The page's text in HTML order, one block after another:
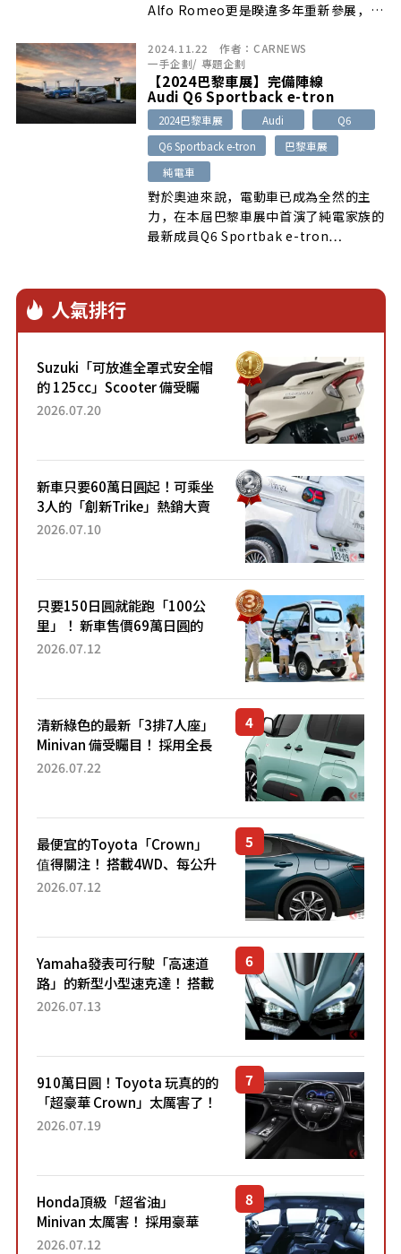
Alfo Romeo更是睽違多年重新參展，不
2024.11.22 作者： CARNEWS
一手企劃/ 專題企劃
【2024巴黎車展】完備陣線
Audi Q6 Sportback e-tron
2024巴黎車展 Audi
Q6
Q6 Sportback e-tron
巴黎車展
純電車
對於奧迪來說，電動車已成為全然的主
力，在本屆巴黎車展中首演了純電家族的
最新成員Q6 Sportbak e-tron…
人氣排行
Suzuki「可放進全罩式安全帽
的 125cc」Scooter 備受矚
目！採用全新流線設計與各項
2026.07.20
新車只要60萬日圓起！可乘坐
3人的「創新Trike」熱銷大賣
成為人氣車款！「養車成本真
2026.07.10
只要150日圓就能跑「100公
里」！ 新車售價69萬日圓的
「3人座」Trike大受歡迎！ 順
2026.07.12
清新綠色的最新「3排7人座」
Minivan 備受矚目！ 採用全長
4.7公尺剛剛好的車身尺寸與
2026.07.22
最便宜的Toyota「Crown」
值得關注！ 搭載4WD、每公升
22.4公里低油耗表現超亮眼！
2026.07.12
Yamaha發表可行駛「高速道
路」的新型小型速克達！ 搭載
能享受超強勁「渦輪感」的動
2026.07.13
910萬日圓！Toyota 玩真的的
「超豪華 Crown」太厲害了！
採用由「匠人技藝」打造的
2026.07.19
Honda頂級「超省油」
Minivan 太厲害！ 採用豪華
「真皮座椅」與專屬「黑色內
2026.07.12